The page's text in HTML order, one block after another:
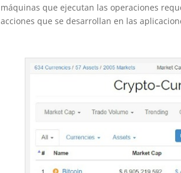
máquinas que ejecutan las operaciones
acciones que se desarrollan en las